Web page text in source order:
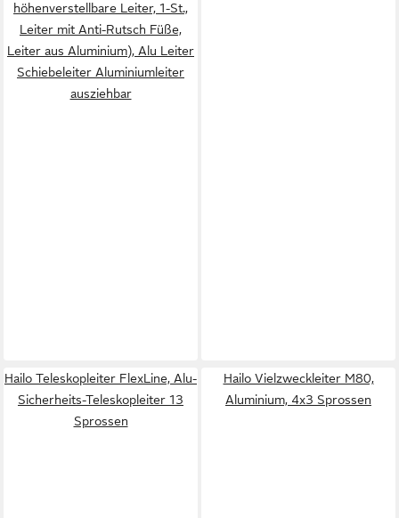
höhenverstellbare Leiter, 1-St.,
Leiter mit Anti-Rutsch Füße,
Leiter aus Aluminium), Alu Leiter
Schiebeleiter Aluminiumleiter
ausziehbar
Hailo Teleskopleiter FlexLine, Alu-
Sicherheits-Teleskopleiter 13
Sprossen
Hailo Vielzweckleiter M80,
Aluminium, 4x3 Sprossen